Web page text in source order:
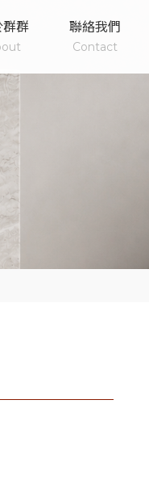
群群 聯絡我們
Contact